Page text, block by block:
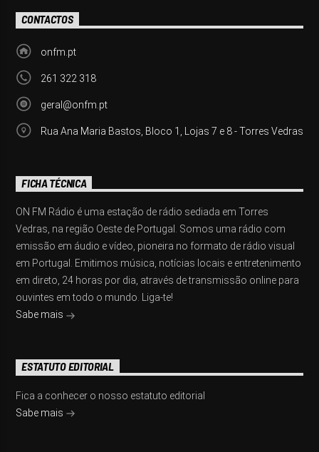
CONTACTOS
onfm.pt
261 322 318
geral@onfm.pt
Rua Ana Maria Bastos, Bloco 1, Lojas 7 e 8 - Torres Vedras
FICHA TÉCNICA
ON FM Rádio é uma estação de rádio sediada em Torres
Vedras, na região Oeste de Portugal. Somos uma rádio com
emissão em áudio e vídeo, pioneira no formato de rádio visual
em Portugal. Emitimos música, notícias locais e entretenimento
em direto, 24 horas por dia, através de transmissão online para
ouvintes em todo o mundo. Liga-te!
Sabe mais
ESTATUTO EDITORIAL
Fica a conhecer o nosso estatuto editorial
Sabe mais